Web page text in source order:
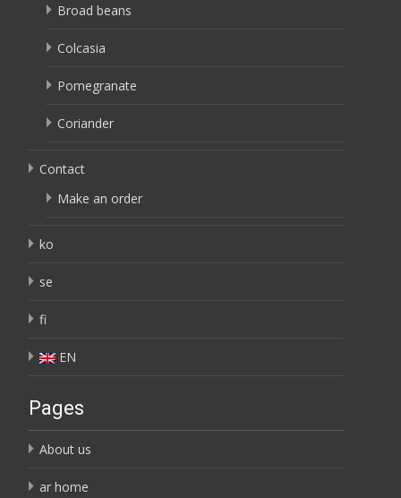
Broad beans
Colcasia
Pomegranate
Coriander
Contact
Make an order
ko
se
fi
EN
Pages
About us
ar home